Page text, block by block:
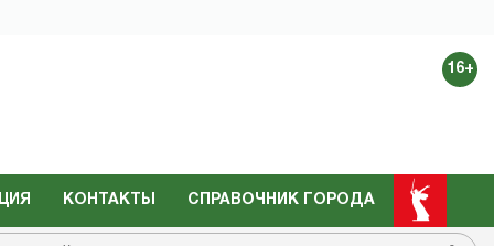
16+
КОНТАКТЫ СПРАВОЧНИК ГОРОДА